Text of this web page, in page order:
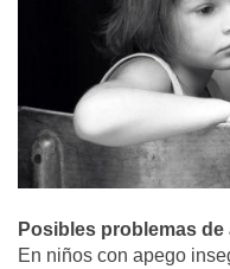
Posibles problemas de
En niños con apego